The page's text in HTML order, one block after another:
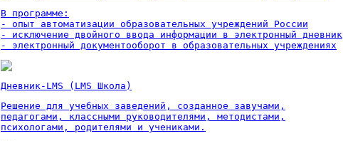
В программе:
- опыт автоматизации образовательных учреждений России
- исключение двойного ввода информации в электронный дневник
- электронный документооборот в образовательных учреждениях
Дневник-LMS (LMS Школа)
Решение для учебных заведений, созданное завучами,
педагогами, классными руководителями, методистами,
психологами, родителями и учениками.